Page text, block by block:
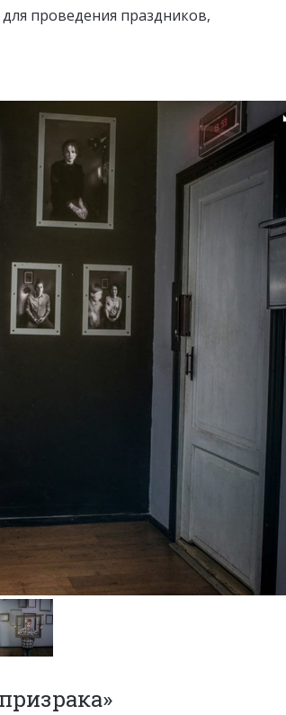
проведения праздников,